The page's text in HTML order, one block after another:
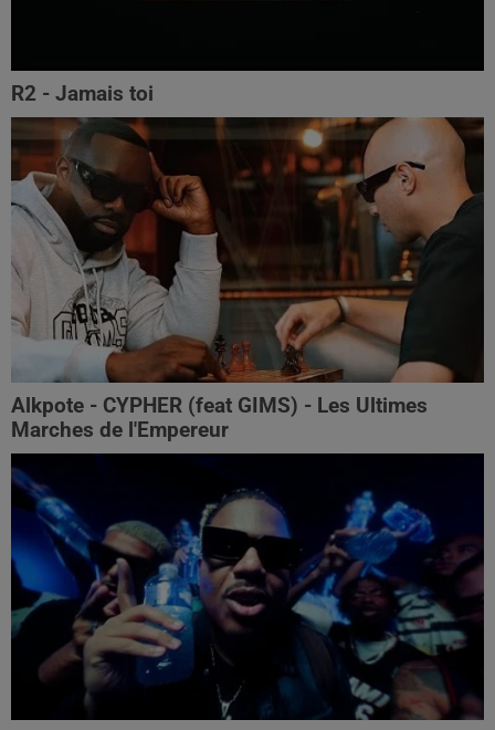
R2 - Jamais toi
Alkpote - CYPHER (feat GIMS) - Les Ultimes
Marches de l'Empereur